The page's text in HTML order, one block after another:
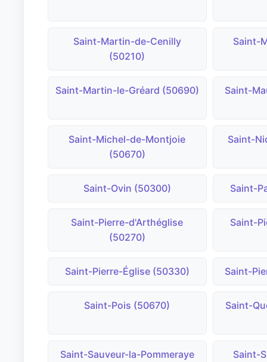
Saint-Martin-de-Cenilly
(50210)
Saint-
Saint-Martin-le-Gréard (50690) Saint-
Saint-Michel-de-Montjoie
(50670)
Saint-
Saint-Ovin (50300) Saint-
Saint-Pierre-d'Arthéglise
(50270)
Saint-
Saint-Pierre-Église (50330) Saint-
Saint-Pois (50670) Saint-
Saint-Sauveur-la-Pommeraye
Saint-